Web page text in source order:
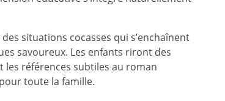
situations cocasses qui s’enchaînent
savoureux. Les enfants riront des
références subtiles au roman
toute la famille.